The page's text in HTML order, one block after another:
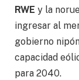
RWE y la
ingresar al
gobierno
capacidad
para 2040.